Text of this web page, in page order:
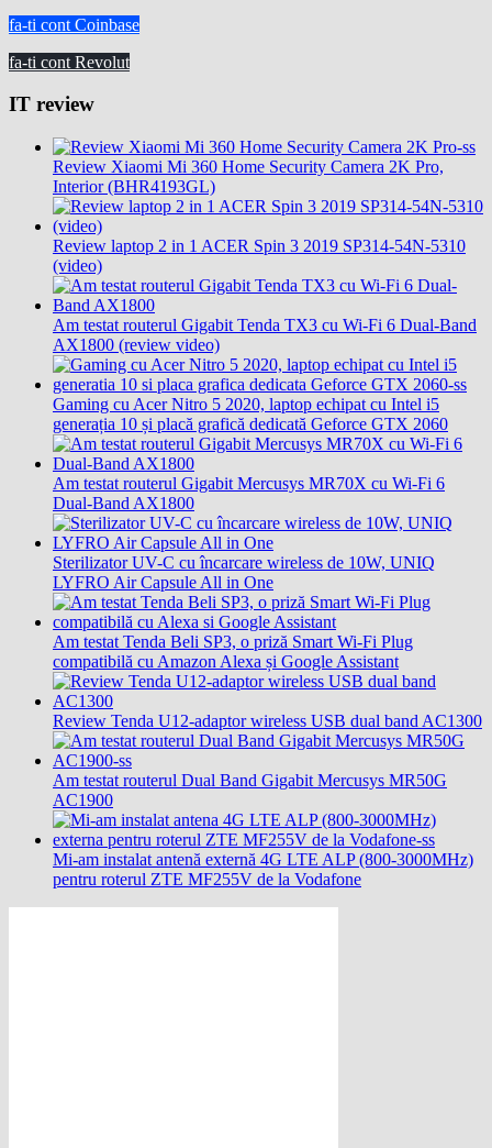
fa-ti cont Coinbase
fa-ti cont Revolut
IT review
Review Xiaomi Mi 360 Home Security Camera 2K Pro,
Interior (BHR4193GL)
Review laptop 2 in 1 ACER Spin 3 2019 SP314-54N-5310
(video)
Am testat routerul Gigabit Tenda TX3 cu Wi-Fi 6 Dual-Band
AX1800 (review video)
Gaming cu Acer Nitro 5 2020, laptop echipat cu Intel i5
generația 10 și placă grafică dedicată Geforce GTX 2060
Am testat routerul Gigabit Mercusys MR70X cu Wi-Fi 6
Dual-Band AX1800
Sterilizator UV-C cu încarcare wireless de 10W, UNIQ
LYFRO Air Capsule All in One
Am testat Tenda Beli SP3, o priză Smart Wi-Fi Plug
compatibilă cu Amazon Alexa și Google Assistant
Review Tenda U12-adaptor wireless USB dual band AC1300
Am testat routerul Dual Band Gigabit Mercusys MR50G
AC1900
Mi-am instalat antenă externă 4G LTE ALP (800-3000MHz)
pentru roterul ZTE MF255V de la Vodafone